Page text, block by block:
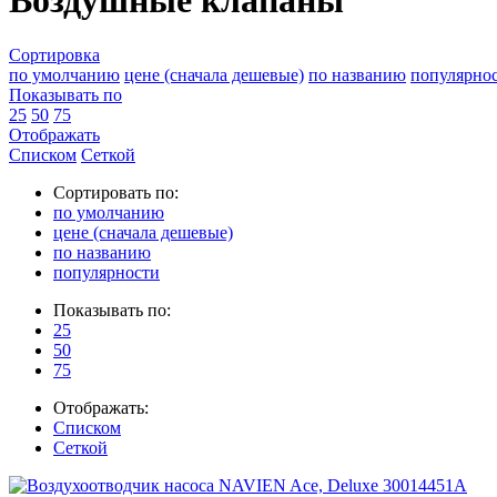
Сортировка
по умолчанию цене (сначала дешевые) по названию
Показывать по
25 50 75
Отображать
Списком Сеткой
Сортировать по:
по умолчанию
цене (сначала дешевые)
по названию
популярности
Показывать по:
25
50
75
Отображать:
Списком
Сеткой